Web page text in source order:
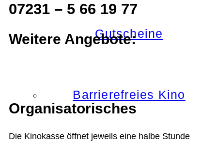
Gutscheine
Barrierefreies Kino
07231 – 5 66 19 77
Weitere Angebote:
Organisatorisches
Die Kinokasse öffnet jeweils eine halbe Stunde